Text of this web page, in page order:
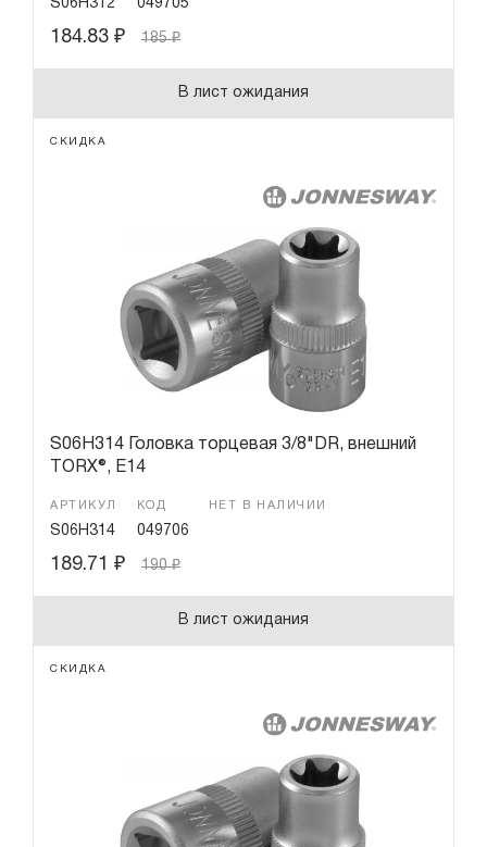
S06H312 049705
184.83 ₽ 185₽
В лист ожидания
СКИДКА
S06H314 Головка торцевая 3/8"DR, внешний
TORX®, Е14
АРТИКУЛ
S06H314
КОД
049706
НЕТ В НАЛИЧИИ
189.71 ₽ 190₽
В лист ожидания
СКИДКА